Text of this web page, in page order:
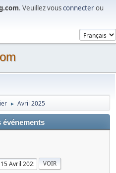
. Veuillez vousconnecterou
► Avril 2025
événements